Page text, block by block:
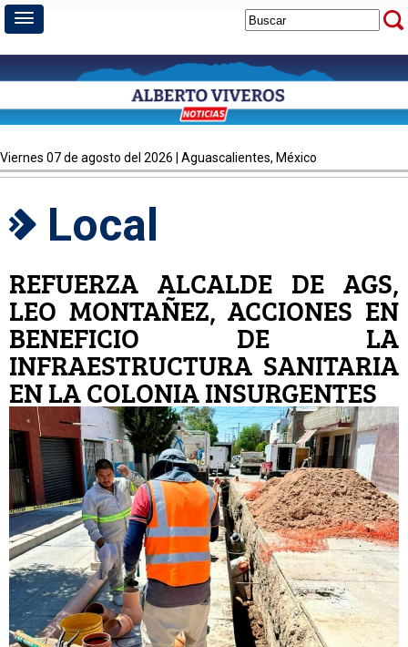
viernes 07 de agosto del 2026 | Aguascalientes, México
Local
REFUERZA ALCALDE DE AGS,
LEO MONTAÑEZ, ACCIONES EN
BENEFICIO DE LA
INFRAESTRUCTURA SANITARIA
EN LA COLONIA INSURGENTES